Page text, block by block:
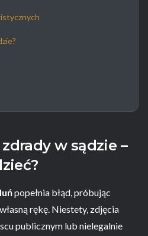
w sądzie –
popełnia błąd, próbując
rękę. Niestety, zdjęcia
publicznym lub nielegalnie